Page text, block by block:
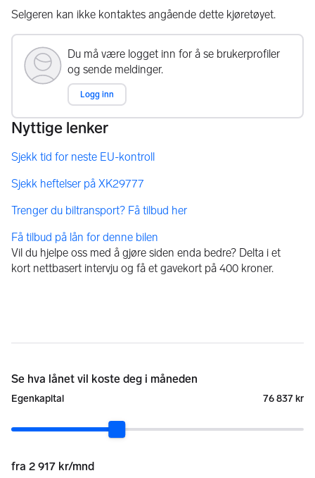
Få tilbud på lån for denne bilen
Vil du hjelpe oss med å gjøre siden enda bedre? Delta i et
kort nettbasert intervju og få et gavekort på 400 kroner.